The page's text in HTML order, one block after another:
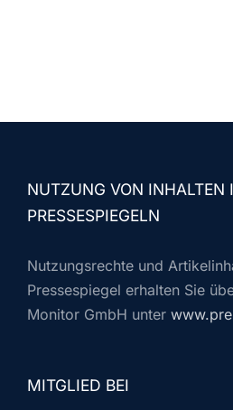
NUTZUNG VON INHALTEN
PRESSESPIEGELN
Nutzungsrechte und
Pressespiegel erhalten Sie
Monitor GmbH unter
MITGLIED BEI